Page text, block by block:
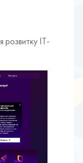
розвитку ІТ-